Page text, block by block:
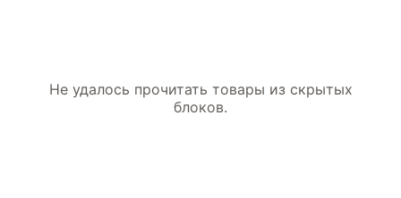
Не удалось прочитать товары из скрытых
блоков.